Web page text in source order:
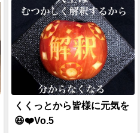
くくっとから皆様に元気を
😆❤️Vo.5